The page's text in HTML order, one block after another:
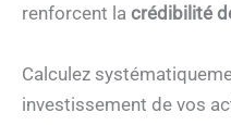
renforcent la crédibilité
Calculez
investissement de vos